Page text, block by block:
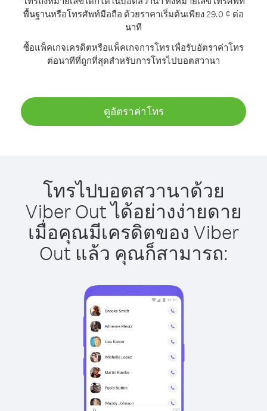
พื้นฐานหรือโทรศัพท์มือถือ ด้วยราคาเริ่มต้นเพียง 29.0 ¢ ต่อ
นาที
ซื้อแพ็คเกจเครดิตหรือแพ็คเกจการโทร เพื่อรับอัตราค่าโทร
ต่อนาทีที่ถูกที่สุดสำหรับการโทรไปบอตสวานา
ดูอัตราค่าโทร
โทรไปบอตสวานาด้วย
Viber Out ได้อย่างง่ายดาย
เมื่อคุณมีเครดิตของ Viber
Out แล้ว คุณก็สามารถ: